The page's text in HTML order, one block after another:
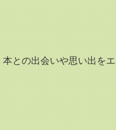
との出会いや思い出を